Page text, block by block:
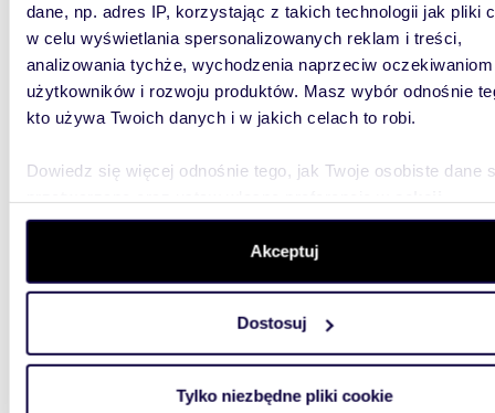
dane, np. adres IP, korzystając z takich technologii jak pliki
w celu wyświetlania spersonalizowanych reklam i treści,
analizowania tychże, wychodzenia naprzeciw oczekiwaniom
użytkowników i rozwoju produktów. Masz wybór odnośnie
kto używa Twoich danych i w jakich celach to robi.
Dowiedz się więcej odnośnie tego, jak Twoje osobiste dane
szczegółów. W Deklaracji plików cookie możesz zmienić
wycofać swoją zgodę w dowolnej chwili.
aby oferować funkcje społecznościowe i analizować ruch w
witrynie. Informacje o tym, jak korzystasz z naszej witryny,
analitycznym. Partnerzy mogą połączyć te informacje z
Akceptuj
Dostosuj
Tylko niezbędne pliki cookie
565
3